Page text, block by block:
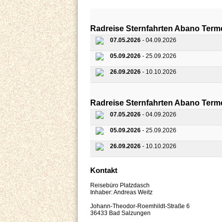
Radreise Sternfahrten Abano
07.05.2026 - 04.09.2026
05.09.2026 - 25.09.2026
26.09.2026 - 10.10.2026
Radreise Sternfahrten Abano
07.05.2026 - 04.09.2026
05.09.2026 - 25.09.2026
26.09.2026 - 10.10.2026
Kontakt
Reisebüro Platzdasch
Inhaber: Andreas Weitz
Johann-Theodor-Roemhildt-Straße 6
36433 Bad Salzungen